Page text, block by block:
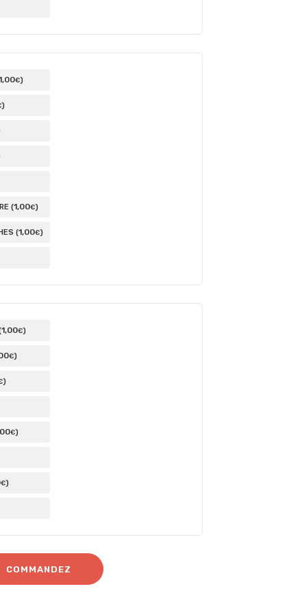
,00€)
)
(1,00€)
(1,00€)
1,00€)
€)
)
€)
€)
COMMANDEZ